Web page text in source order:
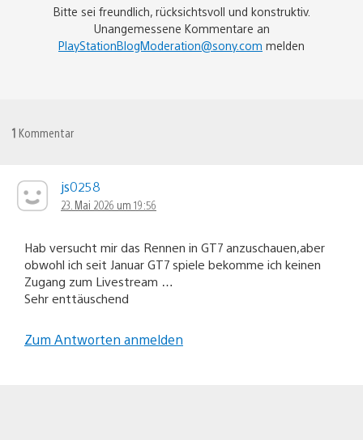
Bitte sei freundlich, rücksichtsvoll und konstruktiv.
Unangemessene Kommentare an
PlayStationBlogModeration@sony.com melden
1 Kommentar
js0258
23. Mai 2026 um 19:56
Hab versucht mir das Rennen in GT7 anzuschauen,aber
obwohl ich seit Januar GT7 spiele bekomme ich keinen
Zugang zum Livestream …
Sehr enttäuschend
Zum Antworten anmelden